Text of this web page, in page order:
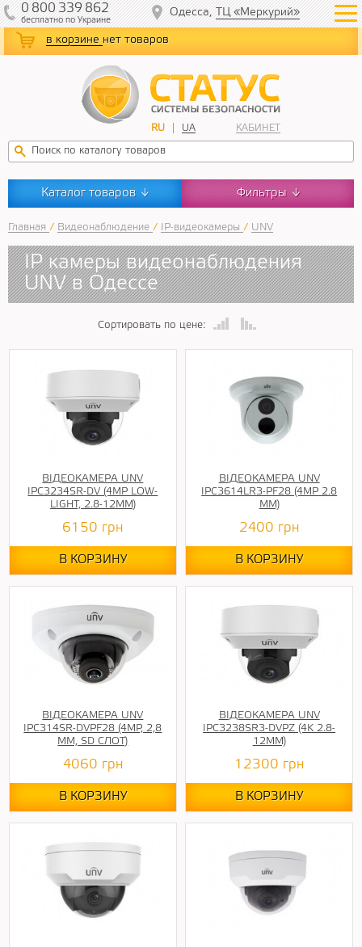
в корзине нет товаров
RU UA КАБИНЕТ
0 800 339 862
бесплатнопо Украине
Одесса, ТЦ «Меркурий»
Каталог товаров ↓ Фильтры ↓
Главная / Видеонаблюдение / IP-видеокамеры / UNV
IP камеры видеонаблюдения
UNV в Одессе
Сортировать по цене:
ВІДЕОКАМЕРА UNV
IPC3234SR-DV (4MP LOW-
LIGHT, 2.8-12ММ)
6150 грн
В КОРЗИНУ
ВІДЕОКАМЕРА UNV
IPC3614LR3-PF28 (4МР 2.8
ММ)
2400 грн
В КОРЗИНУ
ВІДЕОКАМЕРА UNV
IPC314SR-DVPF28 (4MP, 2,8
ММ, SD СЛОТ)
4060 грн
В КОРЗИНУ
ВІДЕОКАМЕРА UNV
IPC3238SR3-DVPZ (4K 2.8-
12ММ)
12300 грн
В КОРЗИНУ